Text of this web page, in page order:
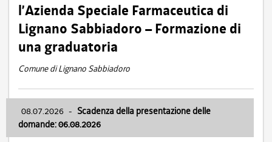
l’Azienda Speciale Farmaceutica di
Lignano Sabbiadoro – Formazione di
una graduatoria
Comune di Lignano Sabbiadoro
08.07.2026 - Scadenza della presentazione delle
domande: 06.08.2026